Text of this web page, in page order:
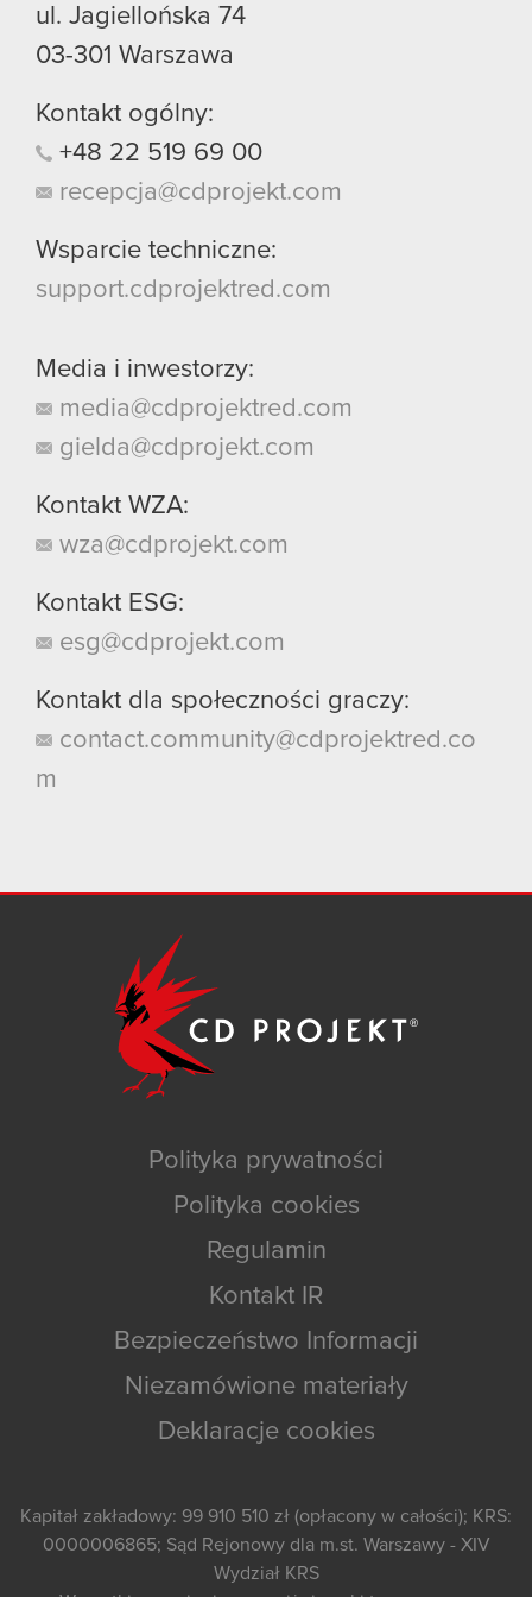
ul. Jagiellońska 74
03-301 Warszawa
Kontakt ogólny:
+48 22 519 69 00
recepcja@cdprojekt.com
Wsparcie techniczne:
support.cdprojektred.com
Media i inwestorzy:
media@cdprojektred.com
gielda@cdprojekt.com
Kontakt WZA:
wza@cdprojekt.com
Kontakt ESG:
esg@cdprojekt.com
Kontakt dla społeczności graczy:
contact.community@cdprojektred.co
m
Polityka prywatności
Polityka cookies
Regulamin
Kontakt IR
Bezpieczeństwo Informacji
Niezamówione materiały
Deklaracje cookies
Kapitał zakładowy: 99 910 510 zł (opłacony w całości); KRS:
0000006865; Sąd Rejonowy dla m.st. Warszawy - XIV
Wydział KRS